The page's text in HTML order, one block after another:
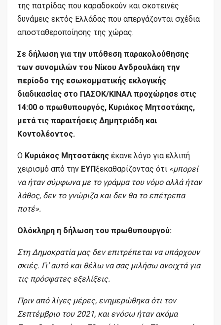
της πατρίδας που καραδοκούν και σκοτεινές
δυνάμεις εκτός Ελλάδας που απεργάζονται σχέδια
αποσταθεροποίησης της χώρας.
Σε δήλωση για την υπόθεση παρακολούθησης
των συνομιλών του Νίκου Ανδρουλάκη την
περίοδο της εσωκομματικής εκλογικής
διαδικασίας στο ΠΑΣΟΚ/ΚΙΝΑΛ προχώρησε στις
14:00 ο πρωθυπουργός, Κυριάκος Μητσοτάκης,
μετά τις παραιτήσεις Δημητριάδη και
Κοντολέοντος.
Ο Κυριάκος Μητσοτάκης έκανε λόγο για ελλιπή
χειρισμό από την ΕΥΠξεκαθαρίζοντας ότι «μπορεί
να ήταν σύμφωνα με το γράμμα του νόμο αλλά ήταν
λάθος, δεν το γνώριζα και δεν θα το επέτρεπα
ποτέ».
Ολόκληρη η δήλωση του πρωθυπουργού:
Στη Δημοκρατία μας δεν επιτρέπεται να υπάρχουν
σκιές. Γι’ αυτό και θέλω να σας μιλήσω ανοιχτά για
τις πρόσφατες εξελίξεις.
Πριν από λίγες μέρες, ενημερώθηκα ότι τον
Σεπτέμβριο του 2021, και ενόσω ήταν ακόμα